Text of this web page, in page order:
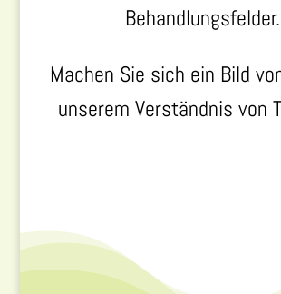
Behandlungsfelder.
Machen Sie sich ein Bild
unserem Verständnis von